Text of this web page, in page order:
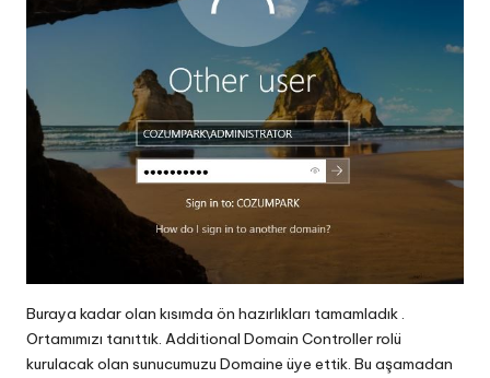
Buraya kadar olan kısımda ön hazırlıkları tamamladık .
Ortamımızı tanıttık. Additional Domain Controller rolü
kurulacak olan sunucumuzu Domaine üye ettik. Bu aşamadan